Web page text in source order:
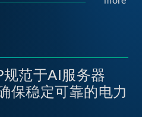
的负载工况...
规范于AI服务器
保稳定可靠的电力